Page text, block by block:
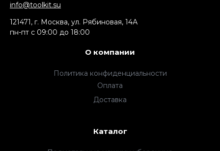
info@toolkit.su
121471, г. Москва, ул. Рябиновая, 14А
пн-пт c 09:00 до 18:00
О компании
Политика конфиденциальности
Оплата
Доставка
Каталог